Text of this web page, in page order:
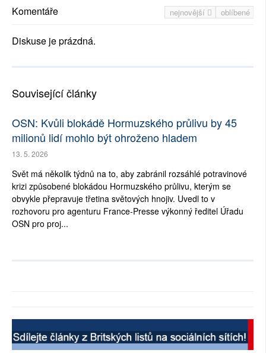
nejnovější oblíbené
Komentáře
Diskuse je prázdná.
Související články
OSN: Kvůli blokádě Hormuzského průlivu by 45
milionů lidí mohlo být ohroženo hladem
13. 5. 2026
Svět má několik týdnů na to, aby zabránil rozsáhlé potravinové
krizi způsobené blokádou Hormuzského průlivu, kterým se
obvykle přepravuje třetina světových hnojiv. Uvedl to v
rozhovoru pro agenturu France-Presse výkonný ředitel Úřadu
OSN pro proj...